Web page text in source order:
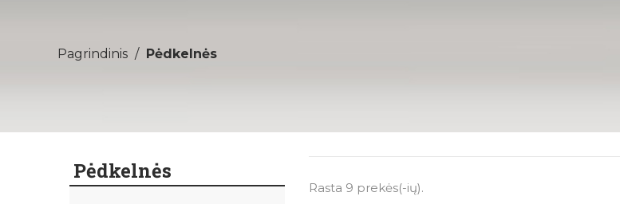
Pagrindinis Pėdkelnės
Pėdkelnės
Rasta 9 prekės(-ių).